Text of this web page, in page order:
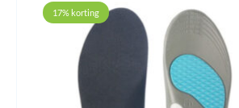
17% korting